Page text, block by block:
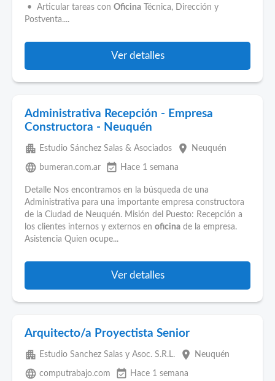
• Articular tareas con Oficina Técnica, Dirección y
Postventa....
Ver detalles
Administrativa Recepción - Empresa
Constructora - Neuquén
apartment Estudio Sánchez Salas & Asociados place Neuquén
language bumeran.com.ar event_available Hace 1 semana
Detalle Nos encontramos en la búsqueda de una
Administrativa para una importante empresa constructora
de la Ciudad de Neuquén. Misión del Puesto: Recepción a
los clientes internos y externos en oficina de la empresa.
Asistencia Quien ocupe...
Ver detalles
Arquitecto/a Proyectista Senior
apartment Estudio Sanchez Salas y Asoc. S.R.L. place Neuquén
language computrabajo.com event_available Hace 1 semana